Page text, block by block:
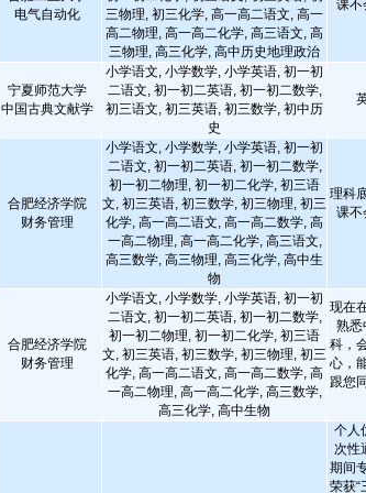
电气自动化
三物理, 初三化学, 高一高二语文, 高一
高二物理, 高一高二化学, 高三语文, 高
三物理, 高三化学, 高中历史地理政治
课不
宁夏师范大学
中国古典文献学
小学语文, 小学数学, 小学英语, 初一初
二语文, 初一初二英语, 初一初二数学,
初三语文, 初三英语, 初三数学, 初中历
史
合肥经济学院
财务管理
小学语文, 小学数学, 小学英语, 初一初
二语文, 初一初二英语, 初一初二数学,
初一初二物理, 初一初二化学, 初三语
文, 初三英语, 初三数学, 初三物理, 初三
化学, 高一高二语文, 高一高二数学, 高
一高二物理, 高一高二化学, 高三语文,
高三数学, 高三物理, 高三化学, 高中生
物
理科
课不
合肥经济学院
财务管理
小学语文, 小学数学, 小学英语, 初一初
二语文, 初一初二英语, 初一初二数学,
初一初二物理, 初一初二化学, 初三语
文, 初三英语, 初三数学, 初三物理, 初三
化学, 高一高二语文, 高一高二数学, 高
一高二物理, 高一高二化学, 高三数学,
高三化学, 高中生物
现在
熟悉
科，
心，
跟您
个人
次性
期间
荣获“